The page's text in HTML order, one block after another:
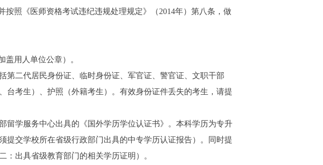
按照《医师资格考试违纪违规处理规定》（2014年）第八条，做
用人单位公章）。
二代居民身份证、临时身份证、军官证、警官证、文职干部
考生）、护照（外籍考生）。有效身份证件丢失的考生，请提
学服务中心出具的《国外学历学位认证书》。本科学历为专升
交学校所在省级行政部门出具的中专学历认证报告）。同时提
出具省级教育部门的相关学历证明）。